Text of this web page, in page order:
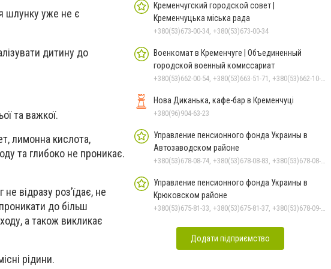
шлунку уже не є
дитину до
та важкої.
лимонна кислота,
та глибоко не проникає.
відразу роз’їдає, не
до більш
а також викликає
рідини.
Кременчугский городской совет |
Кременчуцька міська рада
+380(53)673-00-34, +380(53)673-00-34
Военкомат в Кременчуге | Объединенный
городской военный комиссариат
+380(53)662-00-54, +380(53)663-51-71, +380(53)662-10-35
Нова Диканька, кафе-бар в Кременчуці
+380(96)904-63-23
Управление пенсионного фонда Украины в
Автозаводском районе
+380(53)678-08-74, +380(53)678-08-83, +380(53)678-08-41, +380(53)678-08-86, +380(53)678-09-05
Управление пенсионного фонда Украины в
Крюковском районе
+380(53)675-81-33, +380(53)675-81-37, +380(53)678-09-01, +380(53)675-81-32, +380(53)675-81-40, +380(53)675-81-38, +380(53)675-81-31, +380(53)678-08-87
Додати підприємство